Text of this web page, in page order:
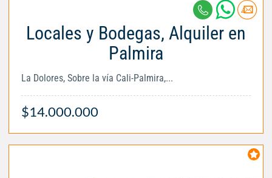
Locales y Bodegas, Alquiler en
Palmira
La Dolores, Sobre la vía Cali-Palmira,...
$14.000.000